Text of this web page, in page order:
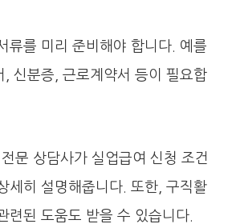
류를 미리 준비해야 합니다. 예를
, 신분증, 근로계약서 등이 필요합
문 상담사가 실업급여 신청 조건
세히 설명해줍니다. 또한, 구직활
련된 도움도 받을 수 있습니다.